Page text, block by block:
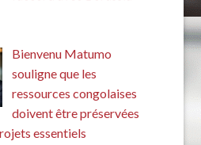
Bienvenu Matumo
souligne que les
ressources congolaises
doivent être préservées
essentiels